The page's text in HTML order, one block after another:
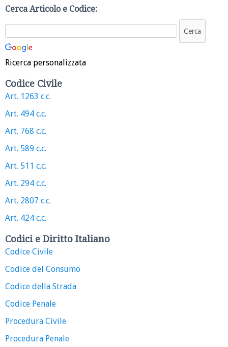
Cerca Articolo e Codice:
Ricerca personalizzata
Codice Civile
Art. 1263 c.c.
Art. 494 c.c.
Art. 768 c.c.
Art. 589 c.c.
Art. 511 c.c.
Art. 294 c.c.
Art. 2807 c.c.
Art. 424 c.c.
Codici e Diritto Italiano
Codice Civile
Codice del Consumo
Codice della Strada
Codice Penale
Procedura Civile
Procedura Penale